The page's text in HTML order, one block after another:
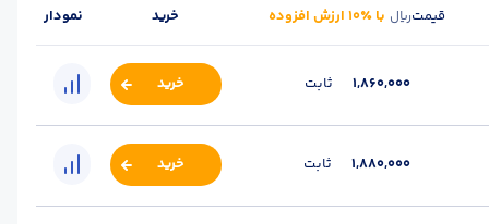
قیمتریال با ٪۱۰ ارزش افزوده خرید نمودار
1,860,000 ثابت خرید
1,880,000 ثابت خرید